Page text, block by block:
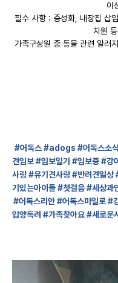
이
필수 사항 : 중성화, 내장칩 삽
치원
가족구성원 중 동물 관련 알러
#어독스 #adogs #어독스소식
견임보#임보일기 #임보중#강
사랑#유기견사랑#반려견일상
기있는아이들#첫걸음#세상과
#어독스리안 #어독스마일로 #
입양독려 #가족찾아요#새로운